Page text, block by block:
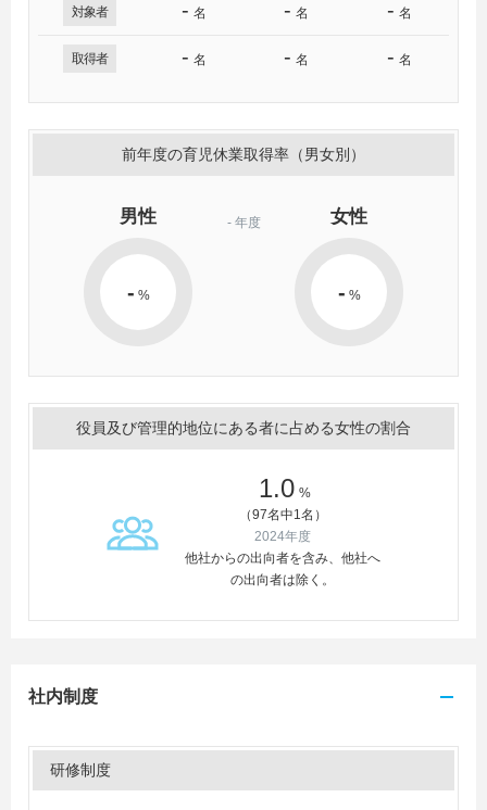
対象者 - 名 - 名 - 名
取得者 - 名 - 名 - 名
前年度の育児休業取得率（男女別）
- 年度
男性
- %
女性
- %
役員及び管理的地位にある者に占める女性の割合
1.0 %
（97名中1名）
2024年度
他社からの出向者を含み、他社へ
の出向者は除く。
社内制度
研修制度